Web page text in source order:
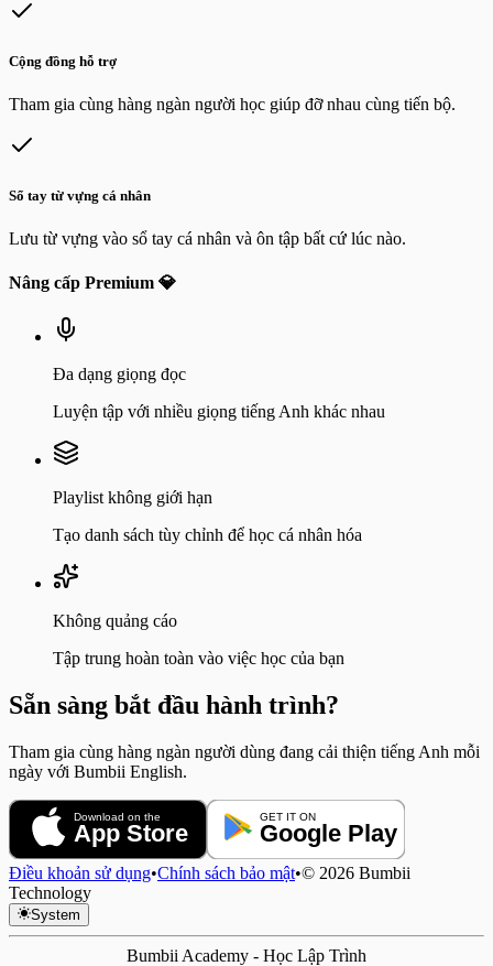
Cộng đồng hỗ trợ
Tham gia cùng hàng ngàn người học giúp đỡ nhau cùng tiến bộ.
Sổ tay từ vựng cá nhân
Lưu từ vựng vào sổ tay cá nhân và ôn tập bất cứ lúc nào.
Nâng cấp Premium 💎
Đa dạng giọng đọc
Luyện tập với nhiều giọng tiếng Anh khác nhau
Playlist không giới hạn
Tạo danh sách tùy chỉnh để học cá nhân hóa
Không quảng cáo
Tập trung hoàn toàn vào việc học của bạn
Sẵn sàng bắt đầu hành trình?
Tham gia cùng hàng ngàn người dùng đang cải thiện tiếng Anh mỗi
ngày với Bumbii English.
Download on the
App Store
GET IT ON
Google Play
Điều khoản sử dụng•Chính sách bảo mật•© 2026 Bumbii
Technology
System
Bumbii Academy - Học Lập Trình